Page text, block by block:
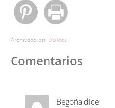
Archivado en: Dulces
Comentarios
Begoña dice